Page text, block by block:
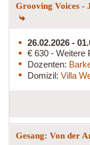
Grooving Voices -
26.02.2026 -
€ 630 - Weitere
Dozenten:
Domizil: Villa
Gesang: Von der